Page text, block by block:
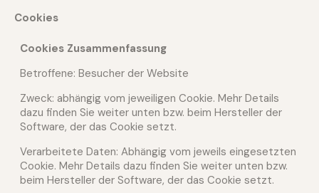
Cookies
Cookies Zusammenfassung
Betroffene: Besucher der Website
Zweck: abhängig vom jeweiligen Cookie. Mehr Details
dazu finden Sie weiter unten bzw. beim Hersteller der
Software, der das Cookie setzt.
Verarbeitete Daten: Abhängig vom jeweils eingesetzten
Cookie. Mehr Details dazu finden Sie weiter unten bzw.
beim Hersteller der Software, der das Cookie setzt.